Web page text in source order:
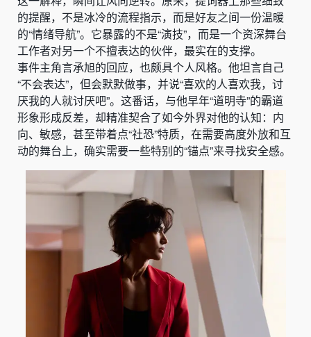
的提醒，不是冰冷的流程指示，而是好友之间一份温暖
的“情绪导航”。它暴露的不是“演技”，而是一个资深舞台
工作者对另一个不擅表达的伙伴，最实在的支撑。
事件主角言承旭的回应，也颇具个人风格。他坦言自己
“不会表达”，但会默默做事，并说“喜欢的人喜欢我，讨
厌我的人就讨厌吧”。这番话，与他早年“道明寺”的霸道
形象形成反差，却精准契合了如今外界对他的认知：内
向、敏感，甚至带着点“社恐”特质，在需要高度外放和互
动的舞台上，确实需要一些特别的“锚点”来寻找安全感。